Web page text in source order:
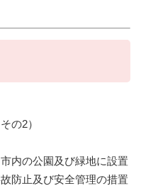
の2）
内の公園及び緑地に設置
防止及び安全管理の措置